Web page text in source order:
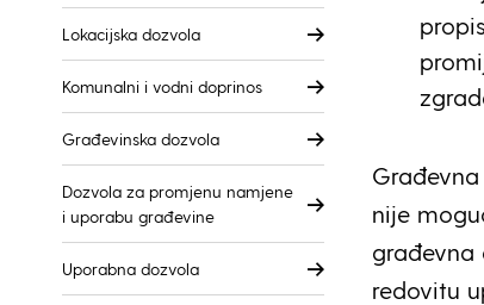
Lokacijska dozvola
Komunalni i vodni doprinos
Građevinska dozvola
Dozvola za promjenu namjene
i uporabu građevine
Uporabna dozvola
nije
redovitu